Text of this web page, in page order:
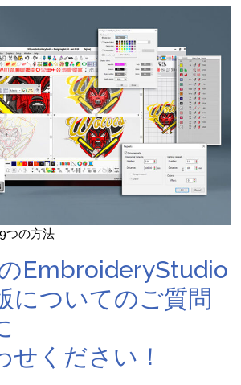
つの方法
EmbroideryStudio
についてのご質問
せください！